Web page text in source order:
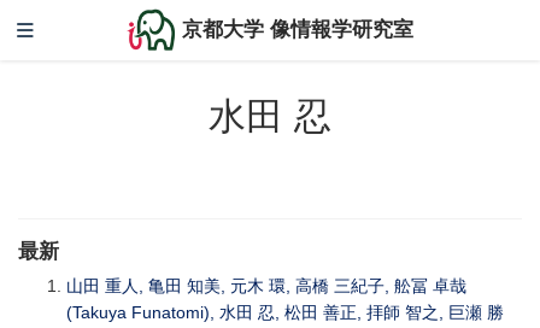
京都大学 像情報学研究室
水田 忍
最新
山田 重人, 亀田 知美, 元木 環, 高橋 三紀子, 舩冨 卓哉
(Takuya Funatomi), 水田 忍, 松田 善正, 拝師 智之, 巨瀬 勝